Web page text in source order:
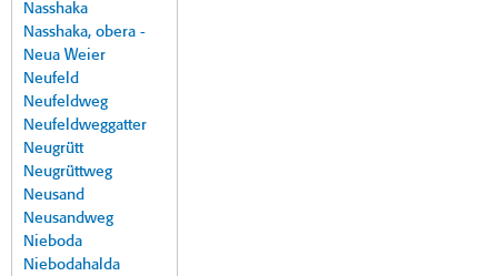
Nasshaka
Nasshaka, obera -
Neua Weier
Neufeld
Neufeldweg
Neufeldweggatter
Neugrütt
Neugrüttweg
Neusand
Neusandweg
Nieboda
Niebodahalda